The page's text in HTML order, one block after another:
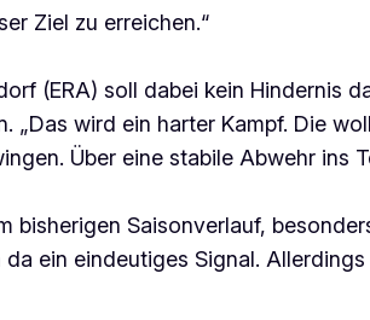
Ziel zu erreichen.“
(ERA) soll dabei kein Hindernis
„Das wird ein harter Kampf. Die
Über eine stabile Abwehr ins
bisherigen Saisonverlauf,
ein eindeutiges Signal.